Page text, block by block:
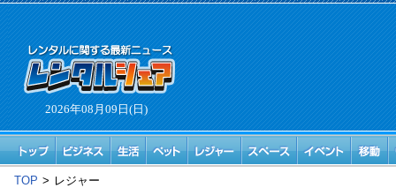
2026年08月09日(日)
TOP > レジャー